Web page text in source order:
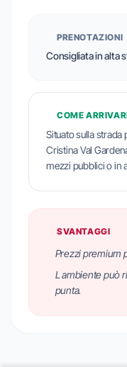
PRENOTAZIONI
Consigliata in alta
COME
Situato sulla strada
Cristina Val
mezzi pubblici o in
SVANTAGGI
Prezzi premium
L ambiente può
punta.